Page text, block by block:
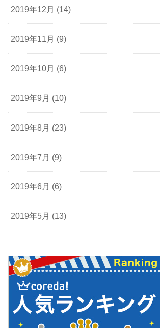
2019年12月 (14)
2019年11月 (9)
2019年10月 (6)
2019年9月 (10)
2019年8月 (23)
2019年7月 (9)
2019年6月 (6)
2019年5月 (13)